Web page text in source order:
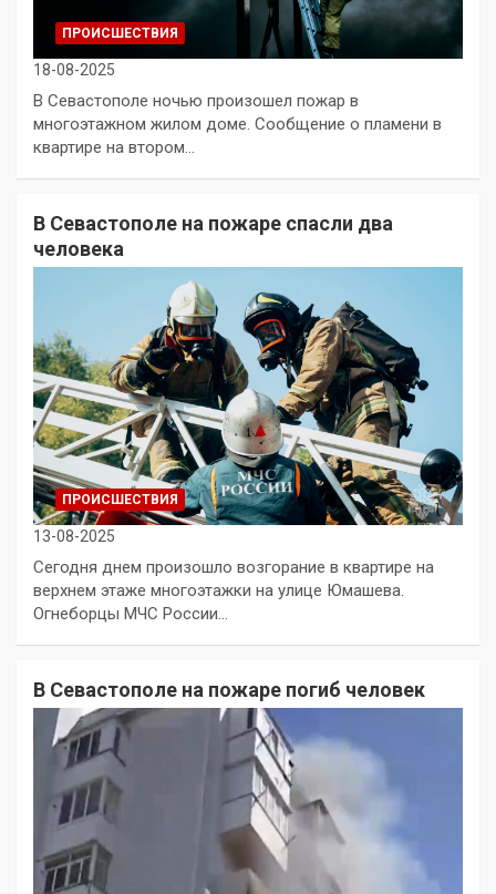
ПРОИСШЕСТВИЯ
18-08-2025
В Севастополе ночью произошел пожар в
многоэтажном жилом доме. Сообщение о пламени в
квартире на втором…
В Севастополе на пожаре спасли два
человека
ПРОИСШЕСТВИЯ
13-08-2025
Сегодня днем произошло возгорание в квартире на
верхнем этаже многоэтажки на улице Юмашева.
Огнеборцы МЧС России…
В Севастополе на пожаре погиб человек